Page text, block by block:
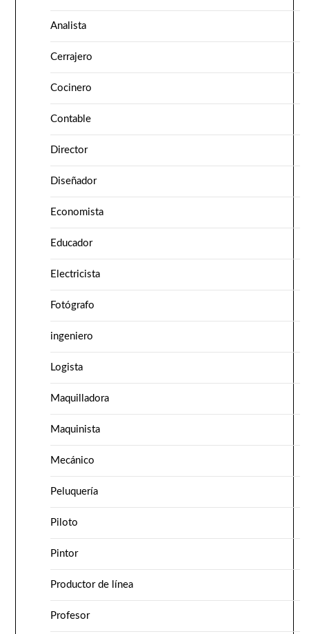
Analista
Cerrajero
Cocinero
Contable
Director
Diseñador
Economista
Educador
Electricista
Fotógrafo
ingeniero
Logista
Maquilladora
Maquinista
Mecánico
Peluquería
Piloto
Pintor
Productor de línea
Profesor